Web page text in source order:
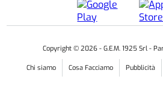
Copyright © 2026 - G.E.M. 1925 Srl -
Chi siamo Cosa Facciamo Pubblicità